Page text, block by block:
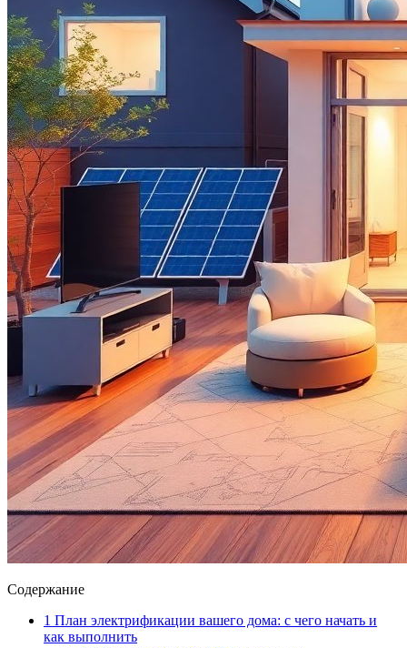
Содержание
1 План электрификации вашего дома: с чего начать и
как выполнить